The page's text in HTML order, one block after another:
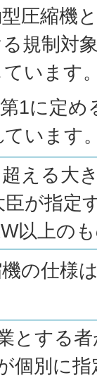
圧縮機
規制対
います
1に定め
います
える大
が指定
以上の
の仕様
とする
個別に指